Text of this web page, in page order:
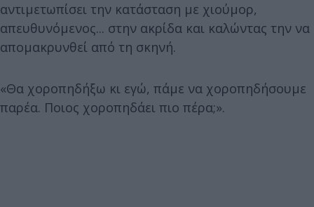
αντιμετωπίσει την κατάσταση με χιούμορ,
απευθυνόμενος... στην ακρίδα και καλώντας την να
απομακρυνθεί από τη σκηνή.
«Θα χοροπηδήξω κι εγώ, πάμε να χοροπηδήσουμε
παρέα. Ποιος χοροπηδάει πιο πέρα;».